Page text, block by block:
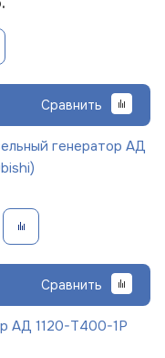
Сравнить
генератор АД
Сравнить
АД 1120-Т400-1Р